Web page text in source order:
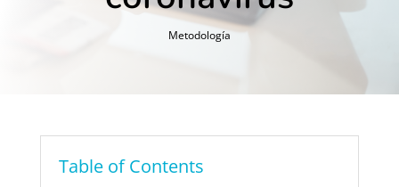
Metodología
Table of Contents